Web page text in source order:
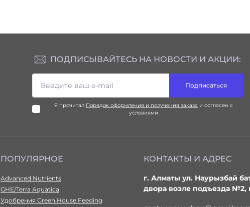
ПОДПИСЫВАЙТЕСЬ НА НОВОСТИ И АКЦИИ:
Подписаться
Я прочитал Порядок оформления и получения заказа и согласен с
условиями
ПОПУЛЯРНОЕ
Advanced Nutrients
GHE/Terra Aquatica
Удобрения Green House Feeding
КОНТАКТЫ И АДРЕС
г. Алматы ул. Наурызбай
двора возле подъезда №2,